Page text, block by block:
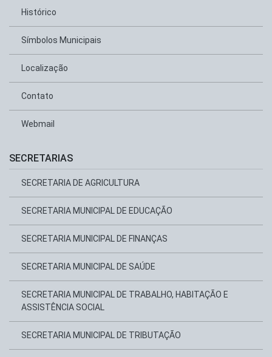
Histórico
Símbolos Municipais
Localização
Contato
Webmail
SECRETARIAS
SECRETARIA DE AGRICULTURA
SECRETARIA MUNICIPAL DE EDUCAÇÃO
SECRETARIA MUNICIPAL DE FINANÇAS
SECRETARIA MUNICIPAL DE SAÚDE
SECRETARIA MUNICIPAL DE TRABALHO, HABITAÇÃO E
ASSISTÊNCIA SOCIAL
SECRETARIA MUNICIPAL DE TRIBUTAÇÃO